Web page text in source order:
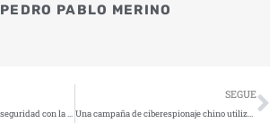
PEDRO PABLO MERINO
Zoom refuerza su oferta de seguridad con la inclusión del cifrado post-cuántico de extremo-a-extremo en Zoom Workplace
SEGUE
Una campaña de ciberespionaje chino utiliza herramientas inusuales para atacar entidades gubernamentales en Medio Oriente, África y Asia